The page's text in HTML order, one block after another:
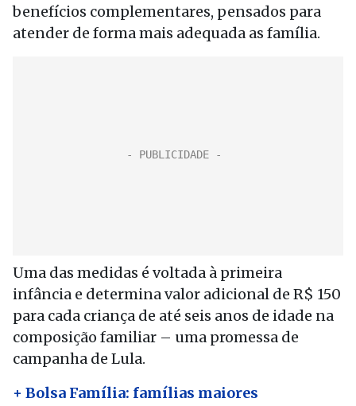
benefícios complementares, pensados para
atender de forma mais adequada as família.
Uma das medidas é voltada à primeira
infância e determina valor adicional de R$ 150
para cada criança de até seis anos de idade na
composição familiar – uma promessa de
campanha de Lula.
+ Bolsa Família: famílias maiores